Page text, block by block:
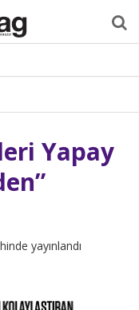
İletişim
Yapay
yayınlandı